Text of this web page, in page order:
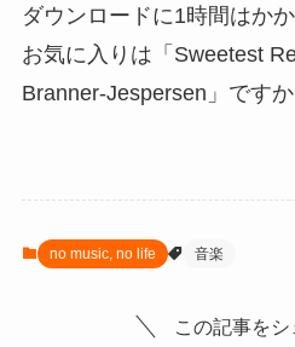
ダウンロードに1時間はかか
お気に入りは「Sweetest
Branner-Jespersen」ですか
no music, no life 音楽
この記事をシ